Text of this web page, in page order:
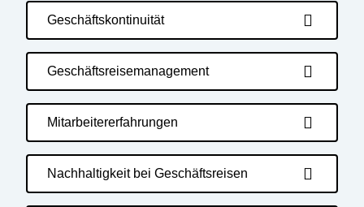
Geschäftskontinuität
Geschäftsreisemanagement
Mitarbeitererfahrungen
Nachhaltigkeit bei Geschäftsreisen